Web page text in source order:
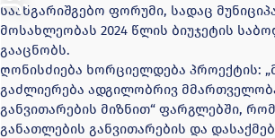
საანგარიშგებო ფორუმი, სადაც
მოსახლეობას 2024 წლის ბიუჯეტის
გააცნობს.
ღონისძიება ხორციელდება პროექტის:
გაძლიერება ადგილობრივ
განვითარების მიზნით“ ფარგლებში,
განათლების განვითარების და